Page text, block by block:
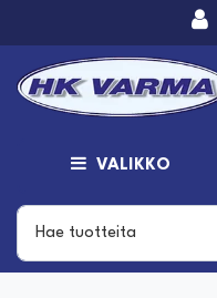
VALIKKO